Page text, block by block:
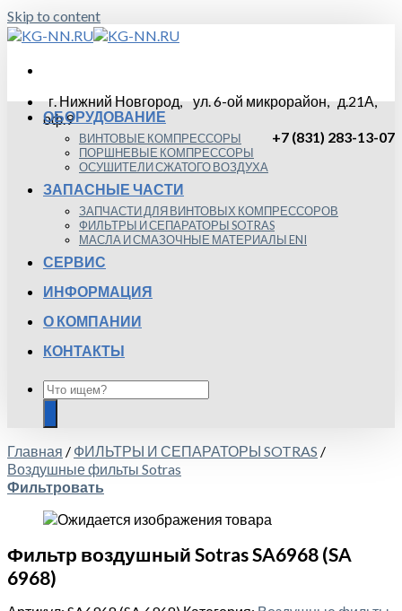
Skip to content
г. Нижний Новгород, ул. 6-ой микрорайон, д.21А,
оф.9
+7 (831) 283-13-07
ОБОРУДОВАНИЕ
ВИНТОВЫЕ КОМПРЕССОРЫ
ПОРШНЕВЫЕ КОМПРЕССОРЫ
ОСУШИТЕЛИ СЖАТОГО ВОЗДУХА
ЗАПАСНЫЕ ЧАСТИ
ЗАПЧАСТИ ДЛЯ ВИНТОВЫХ КОМПРЕССОРОВ
ФИЛЬТРЫ И СЕПАРАТОРЫ SOTRAS
МАСЛА И СМАЗОЧНЫЕ МАТЕРИАЛЫ ENI
СЕРВИС
ИНФОРМАЦИЯ
О КОМПАНИИ
КОНТАКТЫ
Главная / ФИЛЬТРЫ И СЕПАРАТОРЫ SOTRAS /
Воздушные фильты Sotras
Фильтровать
Фильтр воздушный Sotras SA6968 (SA
6968)